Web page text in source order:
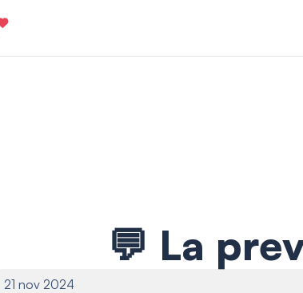
💬 La
21 nov 2024